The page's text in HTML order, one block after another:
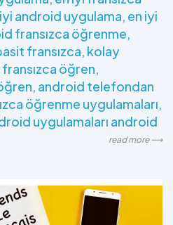
android uygulama en iyi
fransızca öğrenme
fransızca kolay
öğren
android telefondan
öğrenme uygulamaları
uygulamaları android
read more ⟶